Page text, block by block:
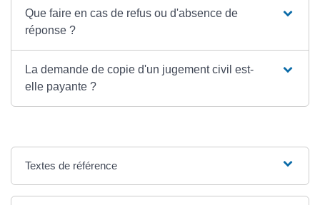
Que faire en cas de refus ou d'absence de
réponse ?
La demande de copie d'un jugement civil est-
elle payante ?
Textes de référence